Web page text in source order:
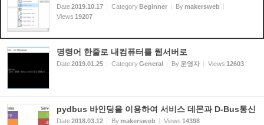
Date2019.10.17 CategoryBeginner Bymakersweb
Views 19207
명령어 한줄로 내컴퓨터를 웹서버로
Date2019.01.25 CategoryGeneral By 운영자 Views 12603
pydbus 바인딩을 이용하여 서비스 데몬과 D-Bus통신
Date2018.03.12 Bymakersweb Views 14398